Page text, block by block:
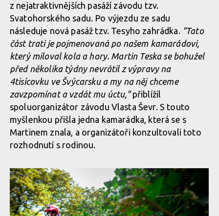
z nejatraktivnějších pasáží závodu tzv.
Svatohorského sadu. Po výjezdu ze sadu
následuje nová pasáž tzv. Tesyho zahrádka. "Tato
část trati je pojmenovaná po našem kamarádovi,
který miloval kola a hory. Martin Teska se bohužel
před několika týdny nevrátil z výpravy na
4tisícovku ve Švýcarsku a my na něj chceme
zavzpomínat a vzdát mu úctu,"přiblížil
spoluorganizátor závodu Vlasta Ševr. S touto
myšlenkou přišla jedna kamarádka, která se s
Martinem znala, a organizátoři konzultovali toto
rozhodnutí s rodinou.